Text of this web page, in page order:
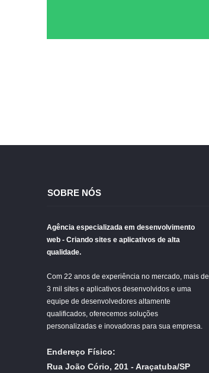
SOBRE NÓS
Agência especializada em desenvolvimento
web - Criando sites e aplicativos de alta
qualidade.
Com 22 anos de experiência no mercado, mais de
3 mil sites e aplicativos desenvolvidos e uma
equipe de desenvolvedores altamente
qualificados, oferecemos soluções
personalizadas e inovadoras para sua empresa.
Endereço Físico:
Rua João Cório, 201 - Araçatuba/SP